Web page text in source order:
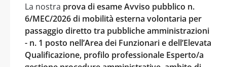
La nostra prova di esame Avviso pubblico n.
6/MEC/2026 di mobilità esterna volontaria per
passaggio diretto tra pubbliche amministrazioni
- n. 1 posto nell’Area dei Funzionari e dell’Elevata
Qualificazione, profilo professionale Esperto/a